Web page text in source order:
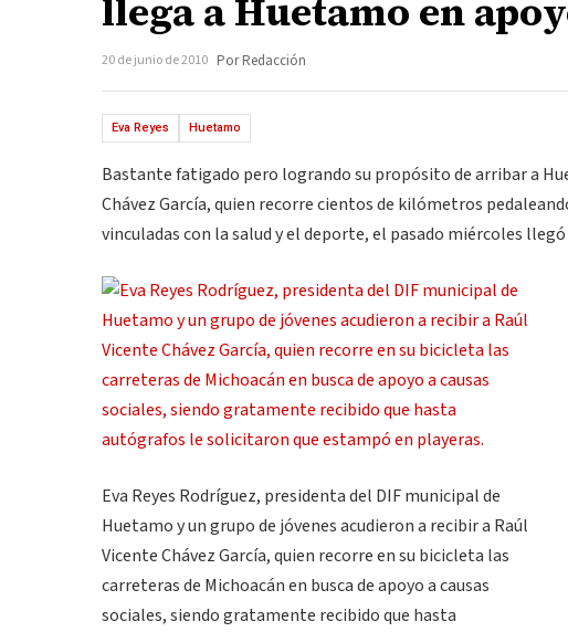
llega a Huetamo en
20 de junio de 2010 Por Redacción
Eva Reyes Huetamo
Bastante fatigado pero logrando su propósito de arribar a
Chávez García, quien recorre cientos de kilómetros
vinculadas con la salud y el deporte, el pasado miércoles
Eva Reyes Rodríguez, presidenta del DIF municipal de
Huetamo y un grupo de jóvenes acudieron a recibir a Raúl
Vicente Chávez García, quien recorre en su bicicleta las
carreteras de Michoacán en busca de apoyo a causas
sociales, siendo gratamente recibido que hasta